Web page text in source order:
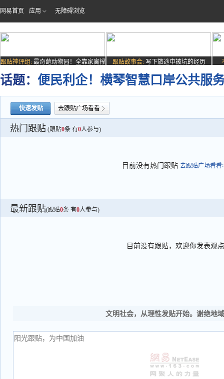
网易首页 应用 无障碍浏览
跟贴神评组: 最奇葩动物园！全靠家禽撑
场子
跟贴故事会: 写下旅途中被坑的经历
话题： 便民利企！横琴智慧口岸公共服
快速发贴 去跟贴广场看看
热门跟贴 (跟贴0条 有0人参与)
目前没有热门跟贴 去跟贴广场看看
最新跟贴(跟贴0条 有0人参与)
目前没有跟贴，欢迎你发表观点
文明社会，从理性发贴开始。谢绝地